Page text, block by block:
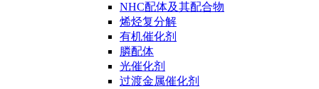
NHC配体及其配合物
烯烃复分解
有机催化剂
膦配体
光催化剂
过渡金属催化剂